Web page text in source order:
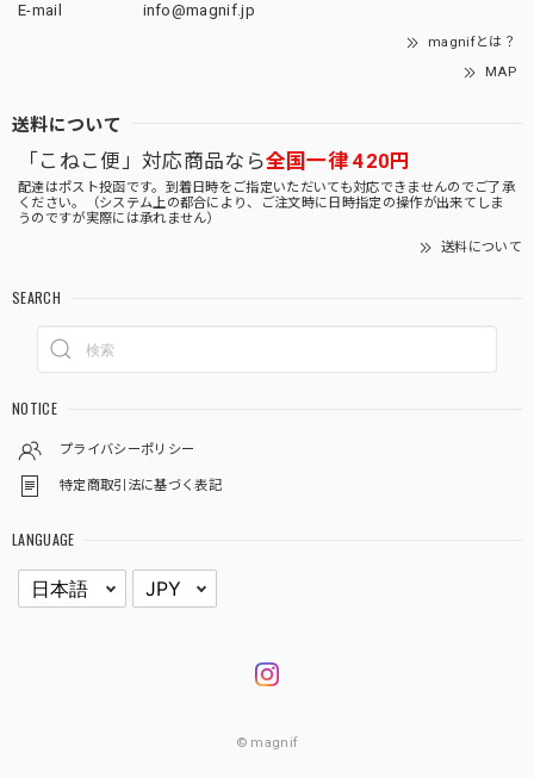
E-mail
info@magnif.jp
magnifとは？
MAP
送料について
「こねこ便」対応商品なら全国一律 420円
配達はポスト投函です。到着日時をご指定いただいても対応できませんのでご了承
ください。（システム上の都合により、ご注文時に日時指定の操作が出来てしま
うのですが実際には承れません）
送料について
SEARCH
NOTICE
プライバシーポリシー
特定商取引法に基づく表記
LANGUAGE
© magnif